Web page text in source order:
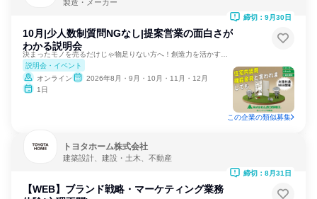
製造・メーカー
10月|少人数制質問NGなし|提案営業の面白さが
わかる説明会
説明会・イベント
オンライン
2026年8月・9月・10月・11月・12月
1日
締切：9月30日
この企業の類似募集
トヨタホーム株式会社
建築設計、建設・土木、不動産
【WEB】ブランド戦略・マーケティング業務
締切：8月31日